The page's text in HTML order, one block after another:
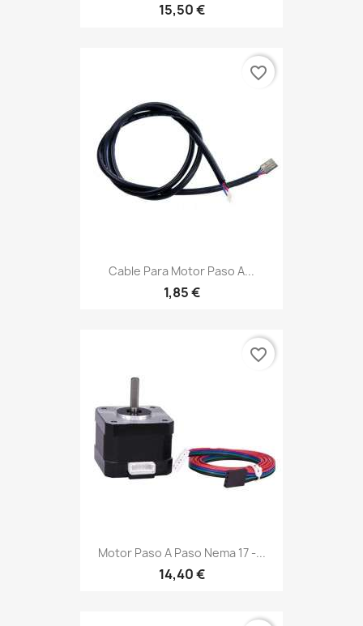
15,50 €
Cable Para Motor Paso A...
1,85 €
favorite_border
Motor Paso A Paso Nema 17 -...
14,40 €
favorite_border